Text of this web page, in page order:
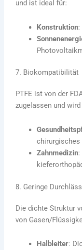
und ist ideal für:
Konstruktion:
7. Biokompatibilität
PTFE ist von der
zugelassen und
Zahnmedizin:
8. Geringe
Die dichte Struktur
von Gasen/
Halbleiter: